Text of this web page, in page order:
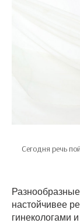
Сегодня речь
настойчивее
гинекологами